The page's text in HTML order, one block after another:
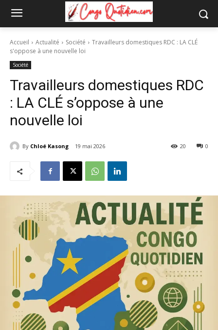
Accueil Actualité Société
Travailleurs domestiques RDC : LA CLÉ
s'oppose à une nouvelle loi
Société
Travailleurs domestiques RDC
: LA CLÉ s’oppose à une
nouvelle loi
By Chloé Kasong 19 mai 2026 0
20